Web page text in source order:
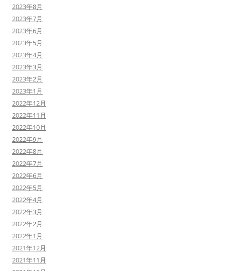
2023年8月
2023年7月
2023年6月
2023年5月
2023年4月
2023年3月
2023年2月
2023年1月
2022年12月
2022年11月
2022年10月
2022年9月
2022年8月
2022年7月
2022年6月
2022年5月
2022年4月
2022年3月
2022年2月
2022年1月
2021年12月
2021年11月